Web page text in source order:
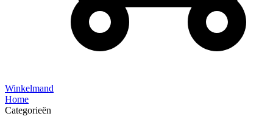
Winkelmand
Home
Categorieën